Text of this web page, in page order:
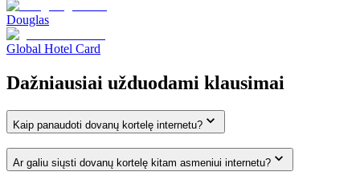
Douglas
Global Hotel Card
Dažniausiai užduodami klausimai
Kaip panaudoti dovanų kortelę internetu?
Ar galiu siųsti dovanų kortelę kitam asmeniui internetu?